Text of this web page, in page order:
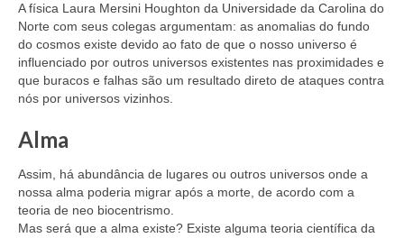
A física Laura Mersini Houghton da Universidade da Carolina do
Norte com seus colegas argumentam: as anomalias do fundo
do cosmos existe devido ao fato de que o nosso universo é
influenciado por outros universos existentes nas proximidades e
que buracos e falhas são um resultado direto de ataques contra
nós por universos vizinhos.
Alma
Assim, há abundância de lugares ou outros universos onde a
nossa alma poderia migrar após a morte, de acordo com a
teoria de neo biocentrismo.
Mas será que a alma existe? Existe alguma teoria científica da